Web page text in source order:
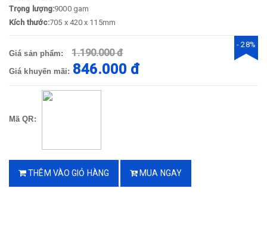
Trọng lượng:9000 gam
Kích thước:705 x 420 x 115mm
Giá sản phẩm: 1.190.000 đ
Giá khuyến mãi: 846.000 đ
- 28%
Mã QR:
THÊM VÀO GIỎ HÀNG MUA NGAY